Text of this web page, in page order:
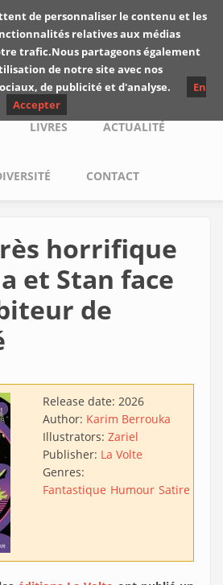
de
LIVRES ACTUALITÉ
CONTACT
horrifique
et Stan face
de
Release date: 2026
Author: Karim Berrouka
Illustrators: Zariel
Publisher: La Volte
Genres:
Fantastique Humour Satire
de personnaliser le contenu et les
relatives aux médias
trafic.Nous partageons également
de notre site avec nos
de publicité et d'analyse.
En
Accepter